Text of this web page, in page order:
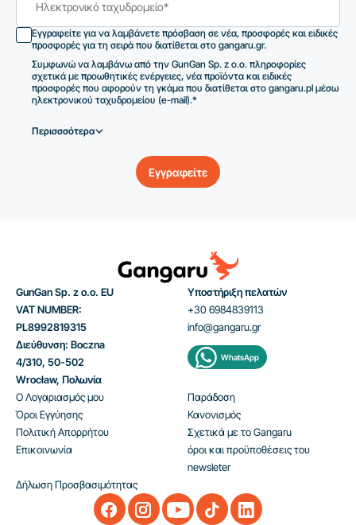
Εγγραφείτε για να λαμβάνετε πρόσβαση σε νέα, προσφορές και ειδικές
προσφορές για τη σειρά που διατίθεται στο gangaru.gr.
Συμφωνώ να λαμβάνω από την GunGan Sp. z o.o. πληροφορίες
σχετικά με προωθητικές ενέργειες, νέα προϊόντα και ειδικές
προσφορές που αφορούν τη γκάμα που διατίθεται στο gangaru.pl μέσω
ηλεκτρονικού ταχυδρομείου (e-mail).*
Περισσσότερα
Εγγραφείτε
GunGan Sp. z o.o. EU
VAT NUMBER:
PL8992819315
Διεύθυνση: Boczna
4/310, 50-502
Wrocław, Πολωνία
Υποστήριξη πελατών
+30 6984839113
info@gangaru.gr
WhatsApp
Ο Λογαριασμός μου
Παράδοση
Όροι Εγγύησης
Κανονισμός
Πολιτική Απορρήτου
Σχετικά με το Gangaru
Επικοινωνία
όροι και προϋποθέσεις του
newsleter
Δήλωση Προσβασιμότητας